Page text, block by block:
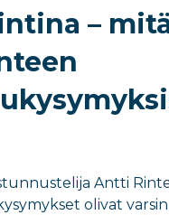
–
Antti
olivat